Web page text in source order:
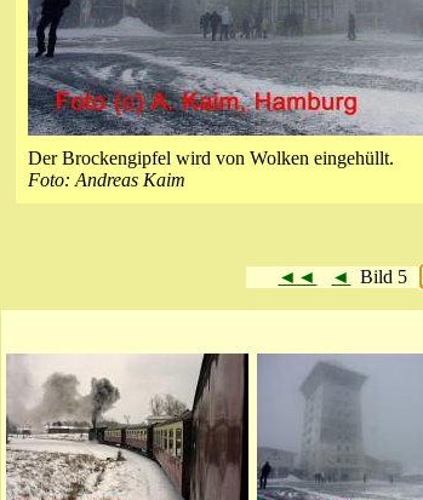
Der Brockengipfel wird von Wolken eingehüllt.
Foto: Andreas Kaim
◄◄ ◄ Bild 5